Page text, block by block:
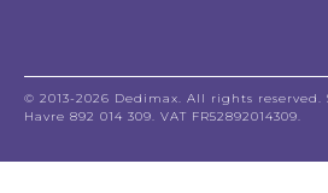
© 2013-2026 Dedimax. All rights reserved.
Havre 892 014 309. VAT FR52892014309.